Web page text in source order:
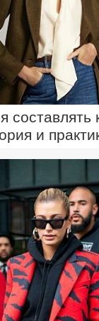
составлять
и